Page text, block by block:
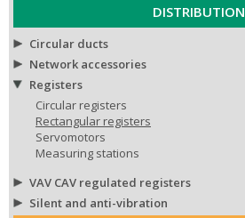
DISTRIBUTION
Circular ducts
Network accessories
Registers
Circular registers
Rectangular registers
Servomotors
Measuring stations
VAV CAV regulated registers
Silent and anti-vibration